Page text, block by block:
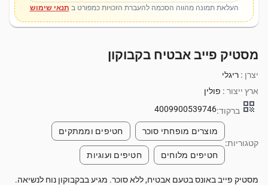
העלאת תמונה מהווה הסכמה להעברת הזכויות כמפורט ב תנאי שימוש
מסטיק פייב אבטיח בקבוקון
יצרן : ריגלי
ארץ ייצור : פולין
qr_code ברקוד:4009900539746
קטגוריות:
מוצרים מופחתי סוכר חטיפים וממתקים
חטיפים מלוחים חטיפים ועוגיות
מסטיק פייב באונס בטעם אבטיח, ללא סוכר. מגיע בבקבוקון נוח לנשיאה.